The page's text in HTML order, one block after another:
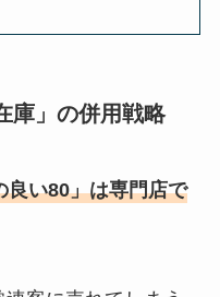
庫」の併用戦略
良い80」は専門店で